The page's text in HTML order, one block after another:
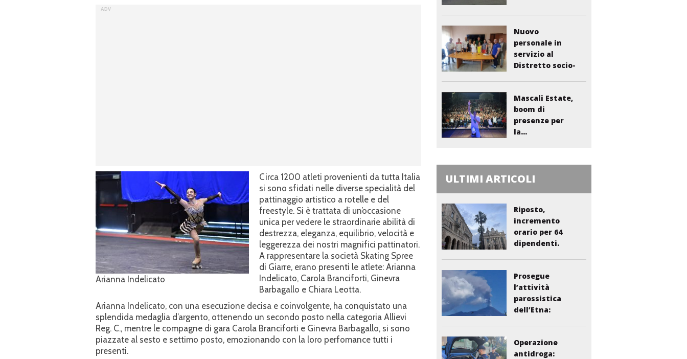
Arianna Indelicato
Circa 1200 atleti provenienti da tutta Italia
si sono sfidati nelle diverse specialità del
pattinaggio artistico a rotelle e del
freestyle. Si è trattata di un’occasione
unica per vedere le straordinarie abilità di
destrezza, eleganza, equilibrio, velocità e
leggerezza dei nostri magnifici pattinatori.
A rappresentare la società Skating Spree
di Giarre, erano presenti le atlete: Arianna
Indelicato, Carola Branciforti, Ginevra
Barbagallo e Chiara Leotta.
Arianna Indelicato, con una esecuzione decisa e coinvolgente, ha conquistato una
splendida medaglia d’argento, ottenendo un secondo posto nella categoria Allievi
Reg. C., mentre le compagne di gara Carola Branciforti e Ginevra Barbagallo, si sono
piazzate al sesto e settimo posto, emozionando con la loro perfomance tutti i
presenti.
Nuovo
personale in
servizio al
Distretto socio-
Mascali Estate,
boom di
presenze per
la...
ULTIMI ARTICOLI
Riposto,
incremento
orario per 64
dipendenti.
Prosegue
l’attività
parossistica
dell’Etna:
Operazione
antidroga: